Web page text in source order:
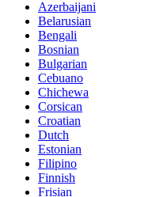
Azerbaijani
Belarusian
Bengali
Bosnian
Bulgarian
Cebuano
Chichewa
Corsican
Croatian
Dutch
Estonian
Filipino
Finnish
Frisian